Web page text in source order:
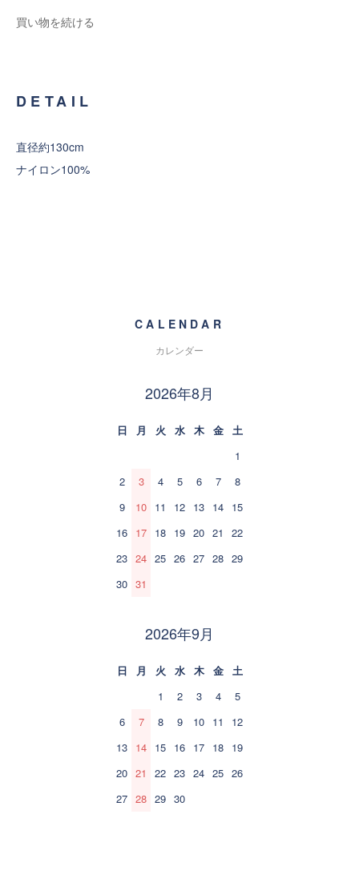
買い物を続ける
DETAIL
直径約130cm
ナイロン100%
CALENDAR
カレンダー
2026年8月
日 月 火 水 木 金
土
1
2
3 4 5 6 7
8
9
10 11 12 13 14 15
16 17 18 19 20 21
22
23 24 25 26 27 28 29
30 31
2026年9月
日 月 火 水 木 金
土
1
2 3 4
5
6
7 8 9 10 11
12
13 14 15 16 17 18 19
20 21 22 23 24 25 26
27 28 29 30